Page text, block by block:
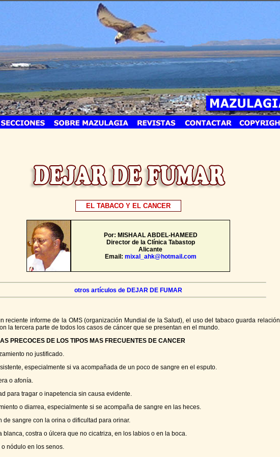
EL TABACO Y EL CANCER
Por: MISHAAL ABDEL-HAMEED
Director de la Clínica Tabastop
Alicante
Email: mixal_ahk@hotmail.com
otros artículos de DEJAR DE FUMAR
reciente informe de la OMS (organización Mundial de la Salud), el uso del tabaco guarda relación
la tercera parte de todos los casos de cáncer que se presentan en el mundo.
PRECOCES DE LOS TIPOS MAS FRECUENTES DE CANCER
no justificado.
especialmente si va acompañada de un poco de sangre en el esputo.
o afonía.
para tragar o inapetencia sin causa evidente.
o diarrea, especialmente si se acompaña de sangre en las heces.
de sangre con la orina o dificultad para orinar.
blanca, costra o úlcera que no cicatriza, en los labios o en la boca.
o nódulo en los senos.